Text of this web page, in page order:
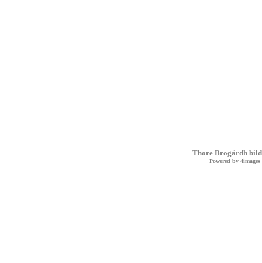
Thore Brogårdh
Powered by 4images